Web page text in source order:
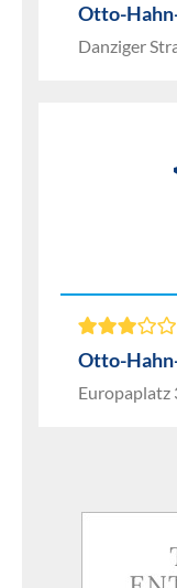
Otto-
Danziger
Otto-
Europaplatz